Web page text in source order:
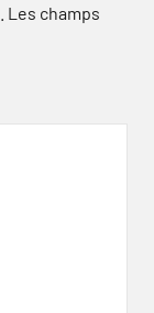
Les champs